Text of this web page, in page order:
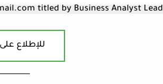
titled by Business Analyst Lead.
للإطلاع